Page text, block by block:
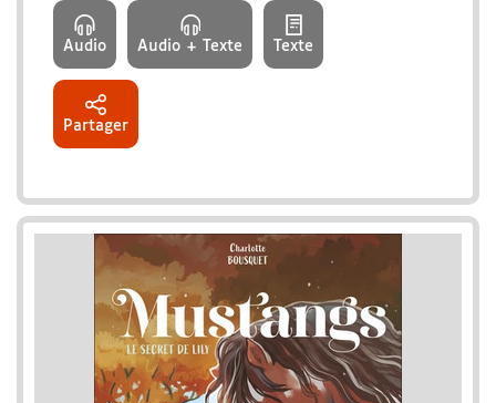
Audio Audio + Texte Texte
Partager